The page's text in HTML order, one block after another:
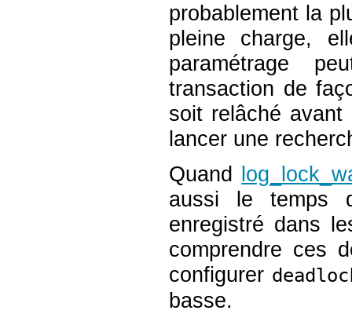
probablement la
pleine charge,
paramétrage
transaction de
soit relâché
lancer une
Quand
aussi le temps
enregistré dans
comprendre ces
configurer
basse.